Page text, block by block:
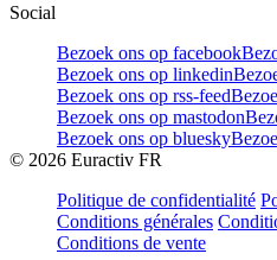
Social
Bezoek ons op facebook
Bezoek ons op linkedin
Bezoek ons op rss-feed
Bezoek ons op mastodon
Bezoek ons op bluesky
© 2026 Euractiv FR
Politique de confidentialité
Conditions générales
Conditions de vente